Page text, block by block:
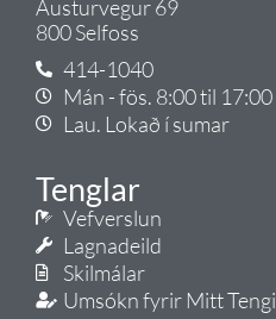
Austurvegur 69
800 Selfoss
414-1040
Mán - fös. 8:00 til 17:00
Lau. Lokað í sumar
Tenglar
Vefverslun
Lagnadeild
Skilmálar
Umsókn fyrir Mitt Tengi